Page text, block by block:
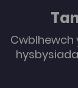
Cwblhewch